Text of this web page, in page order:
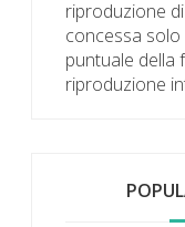
riproduzione
concessa
puntuale della
riproduzione